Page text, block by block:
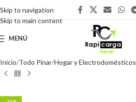
Skip to navigation
Skip to main content
MENÚ
Inicio Todo Pinar Hogar y